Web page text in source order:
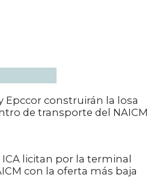
Epccor construirán la losa
de transporte del NAICM
ICA licitan por la terminal
con la oferta más baja